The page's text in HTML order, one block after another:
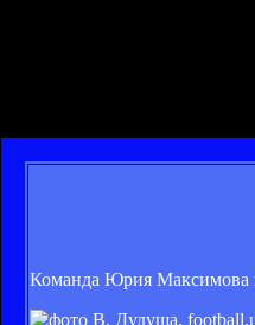
Команда Юрия Максимова